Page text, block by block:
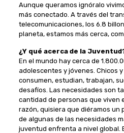
Aunque queramos ignóralo
más conectado. A través del
telecomunicaciones, los 6.8
planeta, estamos más cerca,
¿Y qué acerca de la
En el mundo hay cerca de
adolescentes y jóvenes. Chicos
consumen, estudian, trabajan,
desafíos. Las necesidades son
cantidad de personas que viven
razón, quisiera que diéramos un
de algunas de las necesidades
juventud enfrenta a nivel global.